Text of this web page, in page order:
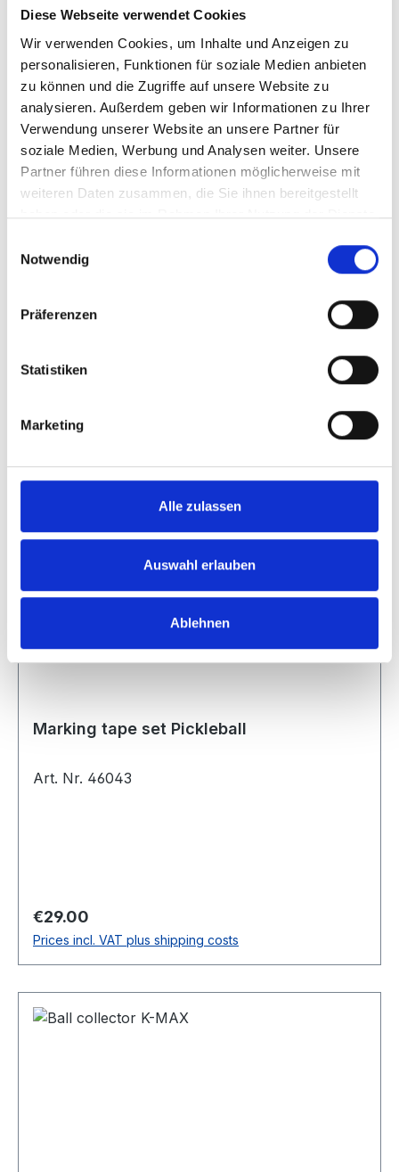
Diese Webseite verwendet Cookies
Wir verwenden Cookies, um Inhalte und Anzeigen zu
personalisieren, Funktionen für soziale Medien anbieten
zu können und die Zugriffe auf unsere Website zu
analysieren. Außerdem geben wir Informationen zu Ihrer
Verwendung unserer Website an unsere Partner für
soziale Medien, Werbung und Analysen weiter. Unsere
Partner führen diese Informationen möglicherweise mit
weiteren Daten zusammen, die Sie ihnen bereitgestellt
haben oder die sie im Rahmen Ihrer Nutzung der Dienste
Notwendig
Präferenzen
Statistiken
Marketing
Alle zulassen
Auswahl erlauben
Ablehnen
Pickleball Collector Court Royal
Art. Nr. 404253
Prices incl. VAT plus shipping costs
Marking tape set Pickleball
Art. Nr. 46043
Regular price:
€29.00
Prices incl. VAT plus shipping costs